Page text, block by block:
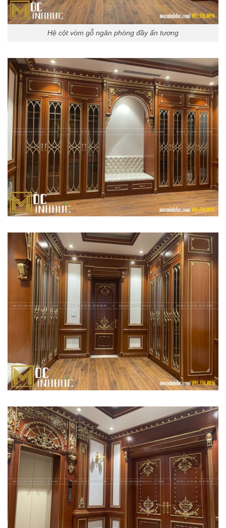
Hệ cột vòm gỗ ngăn phòng đầy ấn tượng